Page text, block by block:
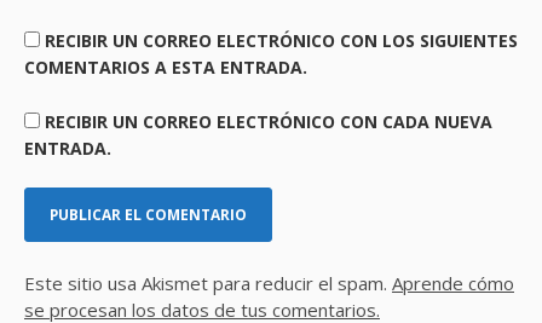
RECIBIR UN CORREO ELECTRÓNICO CON LOS SIGUIENTES
COMENTARIOS A ESTA ENTRADA.
RECIBIR UN CORREO ELECTRÓNICO CON CADA NUEVA
ENTRADA.
Este sitio usa Akismet para reducir el spam. Aprende cómo
se procesan los datos de tus comentarios.